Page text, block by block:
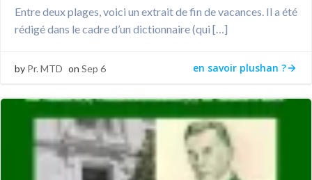
Entre deux plages, voici un extrait de fin de vacances. Il a été
rédigé dans le cadre d’un dictionnaire (qui […]
by Pr. MTD on Sep 6 en savoir plushan ?